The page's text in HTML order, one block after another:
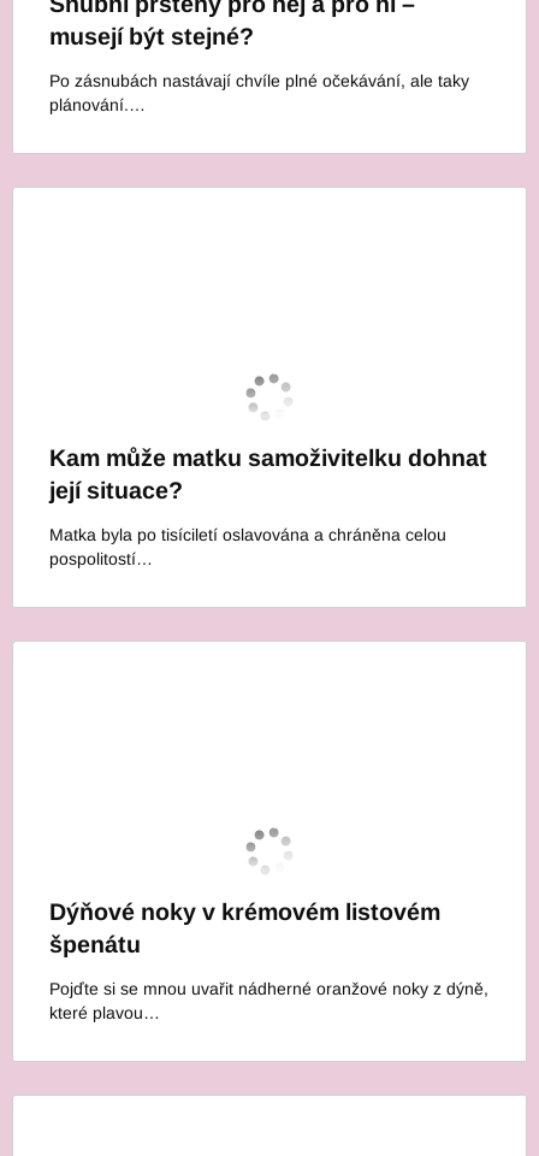
musejí být stejné?
Po zásnubách nastávají chvíle plné očekávání, ale taky
plánování.…
Kam může matku samoživitelku dohnat
její situace?
Matka byla po tisíciletí oslavována a chráněna celou
pospolitostí…
Dýňové noky v krémovém listovém
špenátu
Pojďte si se mnou uvařit nádherné oranžové noky z dýně,
které plavou…